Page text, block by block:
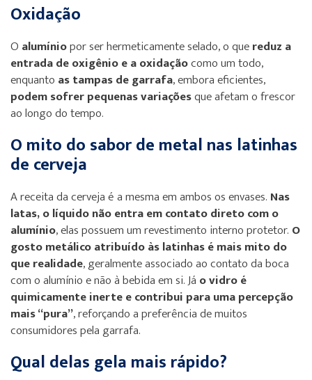
Oxidação
O alumíniopor ser hermeticamente selado, o quereduz a
entrada de oxigênio e a oxidaçãocomo um todo,
enquanto as tampas de garrafa, embora eficientes,
podem sofrer pequenas variaçõesque afetam o frescor
ao longo do tempo.
O mito do sabor de metal nas latinhas
de cerveja
A receita da cerveja é a mesma em ambos os envases. Nas
latas, o líquido não entra em contato direto com o
alumínio, elas possuem um revestimento interno protetor. O
gosto metálico atribuído às latinhas é mais mito do
que realidade, geralmente associado ao contato da boca
com o alumínio e não à bebida em si. Já o vidro é
quimicamente inerte e contribui para uma percepção
mais “pura”, reforçando a preferência de muitos
consumidores pela garrafa.
Qual delas gela mais rápido?